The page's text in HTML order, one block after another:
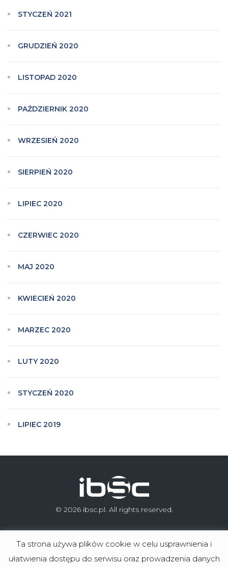
STYCZEŃ 2021
GRUDZIEŃ 2020
LISTOPAD 2020
PAŹDZIERNIK 2020
WRZESIEŃ 2020
SIERPIEŃ 2020
LIPIEC 2020
CZERWIEC 2020
MAJ 2020
KWIECIEŃ 2020
MARZEC 2020
LUTY 2020
STYCZEŃ 2020
LIPIEC 2019
© 2026 ibsc.pl. All rights reserved.
Microsoft Dynamics 365 Business Central
Ta strona używa plików cookie w celu usprawnienia i
ułatwienia dostępu do serwisu oraz prowadzenia danych